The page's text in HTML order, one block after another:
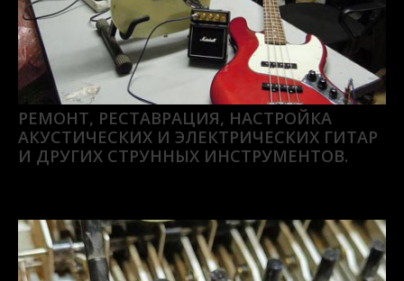
РЕМОНТ, РЕСТАВРАЦИЯ, НАСТРОЙКА
АКУСТИЧЕСКИХ И ЭЛЕКТРИЧЕСКИХ ГИТАР
И ДРУГИХ СТРУННЫХ ИНСТРУМЕНТОВ.